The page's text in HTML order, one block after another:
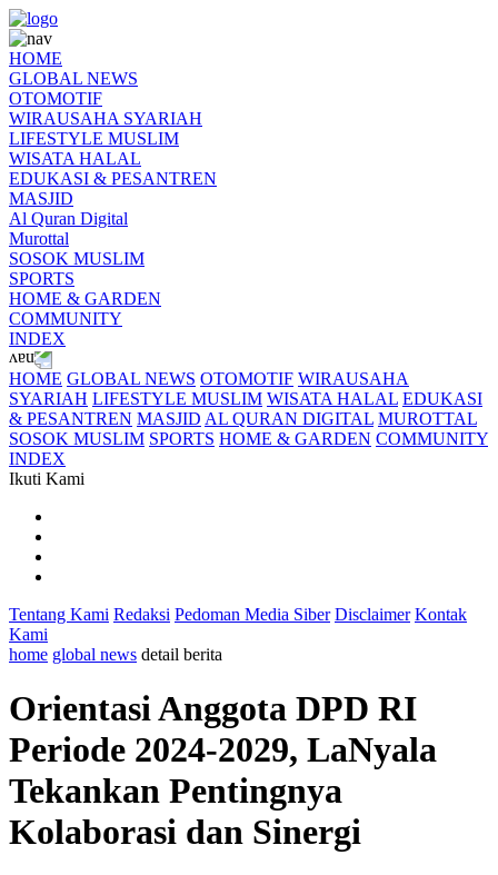
HOME
GLOBAL NEWS
OTOMOTIF
WIRAUSAHA SYARIAH
LIFESTYLE MUSLIM
WISATA HALAL
EDUKASI & PESANTREN
MASJID
Al Quran Digital
Murottal
SOSOK MUSLIM
SPORTS
HOME & GARDEN
COMMUNITY
INDEX
HOME GLOBAL NEWS OTOMOTIF WIRAUSAHA
SYARIAH LIFESTYLE MUSLIM WISATA HALAL EDUKASI
& PESANTREN MASJID AL QURAN DIGITAL MUROTTAL
SOSOK MUSLIM SPORTS HOME & GARDEN COMMUNITY
INDEX
Ikuti Kami
Tentang Kami Redaksi Pedoman Media Siber Disclaimer Kontak
Kami
home global news detail berita
Orientasi Anggota DPD RI
Periode 2024-2029, LaNyala
Tekankan Pentingnya
Kolaborasi dan Sinergi